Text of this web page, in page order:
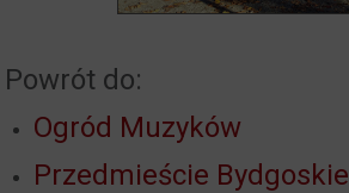
Powrót do:
Ogród Muzyków
Przedmieście Bydgoskie